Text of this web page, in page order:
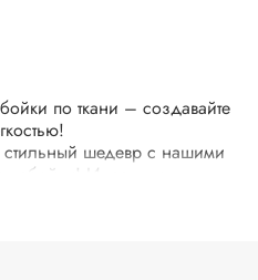
по ткани – создавайте
стильный шедевр с нашими
Идеально
сумок, скатертей
дерева.